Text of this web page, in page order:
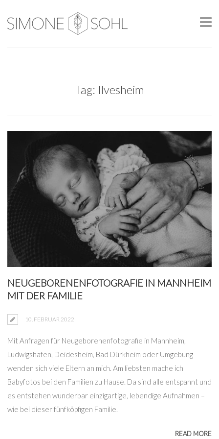
Tag: Ilvesheim
NEUGEBORENENFOTOGRAFIE IN MANNHEIM
MIT DER FAMILIE
10. FEBRUAR 2022
Mit Anfragen für Neugeborenenfotografie in Mannheim,
Ludwigshafen, Deidesheim, Bad Dürkheim oder Umgebung
wenden sich viele Eltern an mich. Am liebsten mache ich
Babyfotos bei den Familien zu Hause. Da sind alle entspannt und
es entstehen wunderbar einzigartige, lebendige Aufnahmen –
wie bei dieser fünfköpfigen Familie.
READ MORE